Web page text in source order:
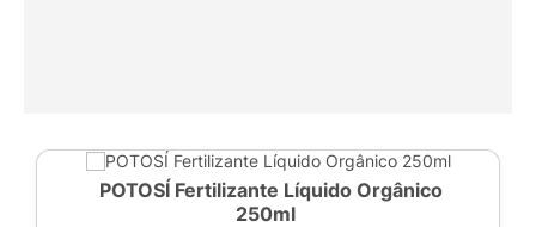
POTOSÍ Fertilizante Líquido Orgânico
250ml